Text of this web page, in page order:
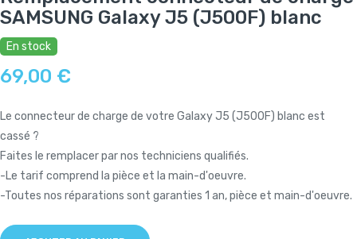
SAMSUNG Galaxy J5 (J500F) blanc
En stock
69,00 €
Le connecteur de charge de votre Galaxy J5 (J500F) blanc est
cassé ?
Faites le remplacer par nos techniciens qualifiés.
-Le tarif comprend la pièce et la main-d'oeuvre.
-Toutes nos réparations sont garanties 1 an, pièce et main-d'oeuvre.